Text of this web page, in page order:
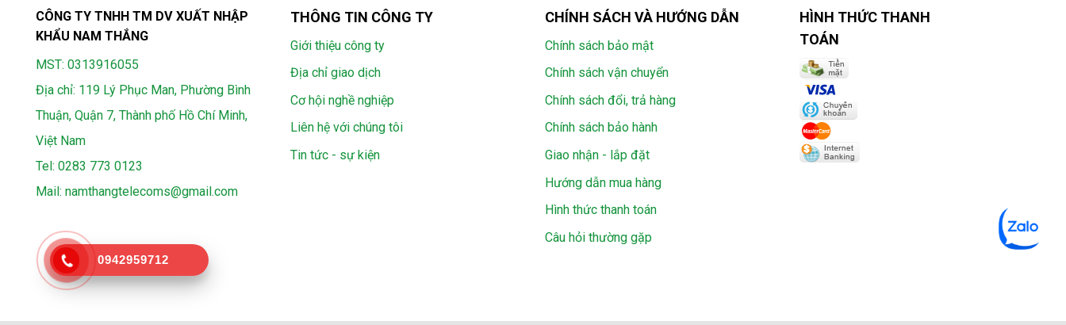
CÔNG TY TNHH TM DV XUẤT NHẬP
KHẨU NAM THẮNG
MST: 0313916055
Địa chỉ: 119 Lý Phục Man, Phường Bình
Thuận, Quận 7, Thành phố Hồ Chí Minh,
Việt Nam
Tel: 0283 773 0123
Mail: namthangtelecoms@gmail.com
THÔNG TIN CÔNG TY
Giới thiệu công ty
Địa chỉ giao dịch
Cơ hội nghề nghiệp
Liên hệ với chúng tôi
Tin tức - sự kiện
CHÍNH SÁCH VÀ HƯỚNG DẪN
Chính sách bảo mật
Chính sách vận chuyển
Chính sách đổi, trả hàng
Chính sách bảo hành
Giao nhận - lắp đặt
Hướng dẫn mua hàng
Hình thức thanh toán
Câu hỏi thường gặp
HÌNH THỨC THANH
TOÁN
0942959712